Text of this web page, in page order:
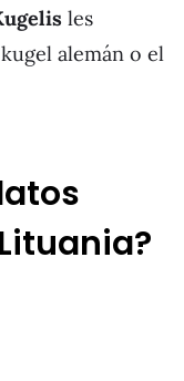
les
alemán o el